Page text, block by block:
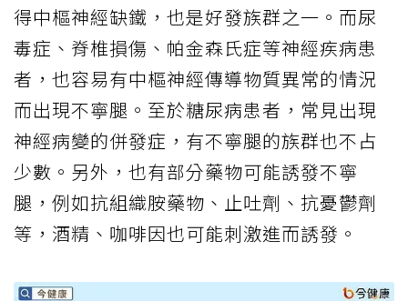
得中樞神經缺鐵，也是好發族群之一。而尿
毒症、脊椎損傷、帕金森氏症等神經疾病患
者，也容易有中樞神經傳導物質異常的情況
而出現不寧腿。至於糖尿病患者，常見出現
神經病變的併發症，有不寧腿的族群也不占
少數。另外，也有部分藥物可能誘發不寧
腿，例如抗組織胺藥物、止吐劑、抗憂鬱劑
等，酒精、咖啡因也可能刺激進而誘發。